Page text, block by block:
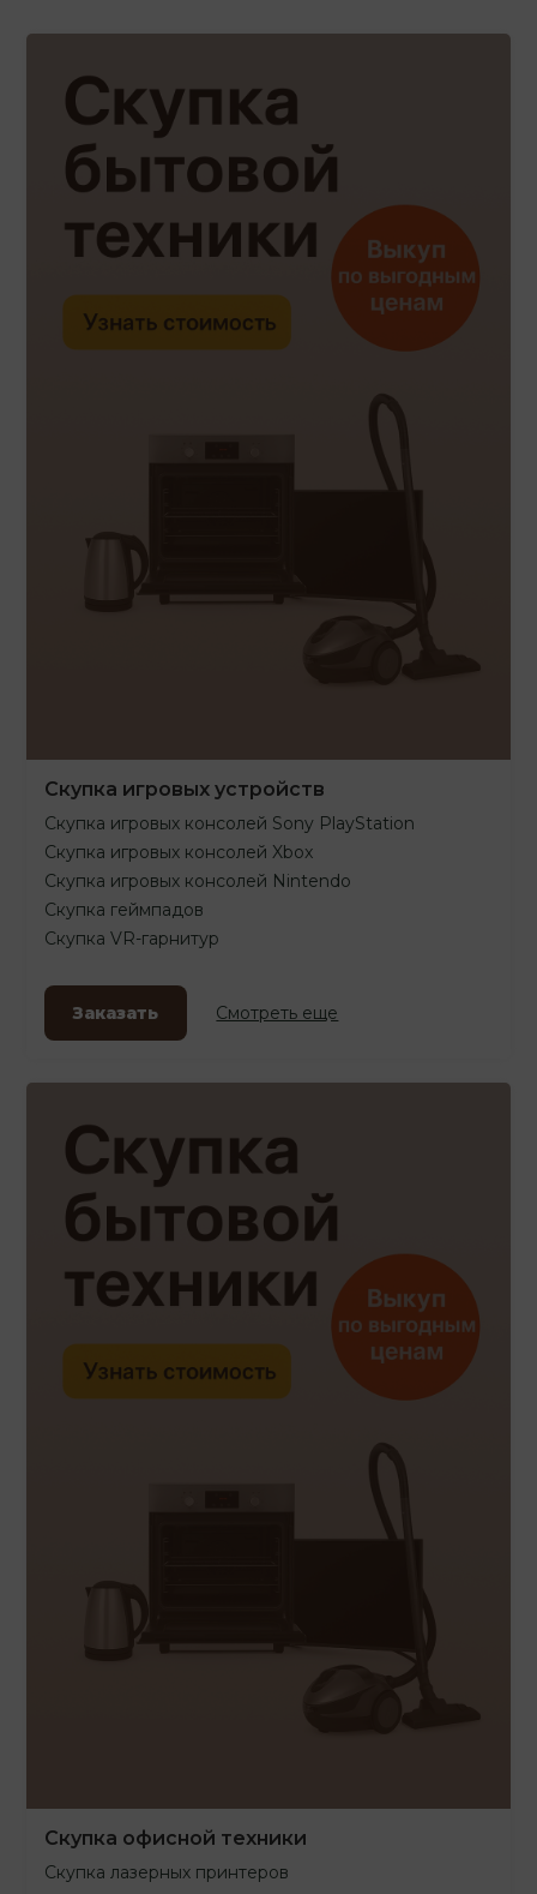
Скупка игровых устройств
Скупка игровых консолей Sony PlayStation
Скупка игровых консолей Xbox
Скупка игровых консолей Nintendo
Скупка геймпадов
Скупка VR-гарнитур
Заказать Смотреть еще
Скупка офисной техники
Скупка лазерных принтеров